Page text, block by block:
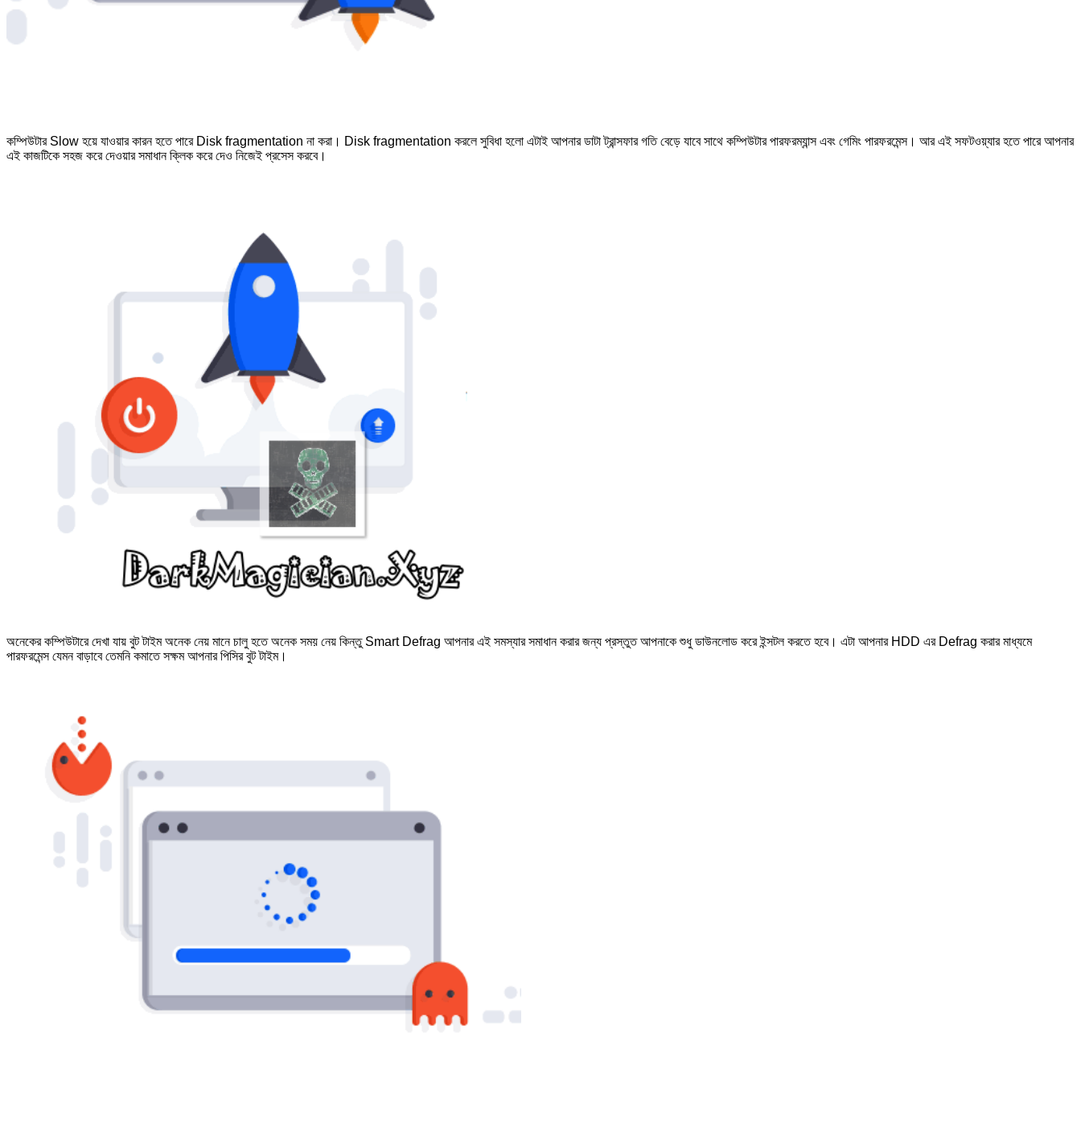
কম্পিউটার Slow হয়ে যাওয়ার কারন হতে পারে Disk fragmentation না করা। Disk fragmentation করলে সুবিধা হলো এটাই আপনার ডাটা ট্রান্সফার গতি বেড়ে যাবে সাথে কম্পিউটার পারফরম্যান্স এবং গেমিং পারফরমেন্স। আর এই সফটওয়্যার হতে পারে আপনার
এই কাজটিকে সহজ করে দেওয়ার সমাধান ক্লিক করে দেও নিজেই প্রসেস করবে।
অনেকের কম্পিউটারে দেখা যায় বুট টাইমঅনেক নেয় মানে চালু হতে অনেক সময় নেয় কিন্তু Smart Defrag আপনার এই সমস্যার সমাধান করার জন্য প্রস্তুত আপনাকে শুধু ডাউনলোড করে ইন্সটল করতে হবে। এটা আপনার HDD এর Defrag করার মাধ্যমে
পারফরমেন্স যেমন বাড়াবে তেমনি কমাতে সক্ষম আপনার পিসির বুট টাইম।